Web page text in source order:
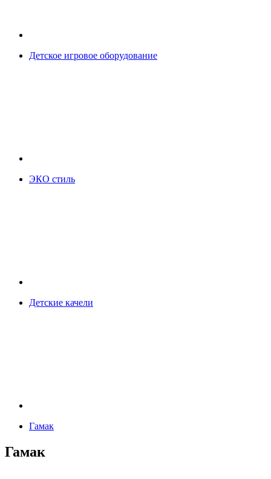
Детское игровое оборудование
ЭКО стиль
Детские качели
Гамак
Гамак